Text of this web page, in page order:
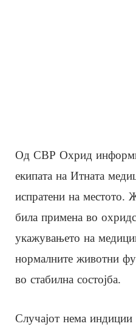
Од СВР Охрид
екипата на Итната
испратени на местото.
била примена во
укажувањето на
нормалните животни
во стабилна состојба.
Случајот нема индиции